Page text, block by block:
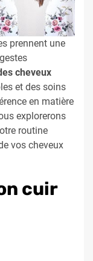
prennent une
cheveux
et des soins
en matière
explorerons
routine
vos cheveux
cuir